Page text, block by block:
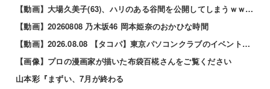
【動画】大場久美子(63)、ハリのある谷間を公開してしまうｗｗｗ 他
【動画】20260808 乃木坂46 岡本姫奈のおかひな時間
【動画】2026.08.08 【タコパ】東京パソコンクラブのイベントの打ち上げしてみた！【話が尽きない】 ／ 乃木坂配信中
【画像】プロの漫画家が描いた布袋百椛さんをご覧ください
山本彩『まずい、7月が終わる